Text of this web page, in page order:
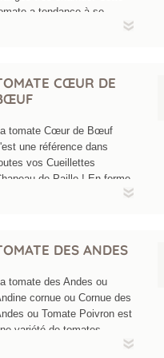
a tendance à se
CŒUR DE
tomate Cœur de Bœuf
une référence dans
vos Cueillettes
de Paille ! En forme
de cœur, rouge sombre, c'est
500 à 700g selon les
de cultures. Sa
délicieuse est très fine
pratiquement sans pépins,
a un goût très savoureux.
Elle éclate facilement arrivée
DES ANDES
tomate des Andes ou
cornue ou Cornue des
ou Tomate Poivron est
variété de tomates